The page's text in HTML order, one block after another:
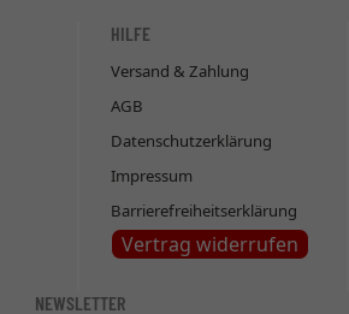
HILFE
Versand & Zahlung
AGB
Datenschutzerklärung
Impressum
Barrierefreiheitserklärung
Vertrag widerrufen
NEWSLETTER